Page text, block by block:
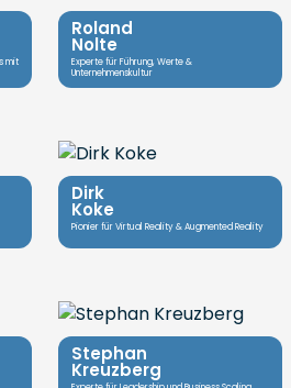
mit
Roland
Nolte
Experte für Führung, Werte &
Unternehmenskultur
Dirk
Koke
Pionier für Virtual Reality & Augmented Reality
Stephan
Kreuzberg